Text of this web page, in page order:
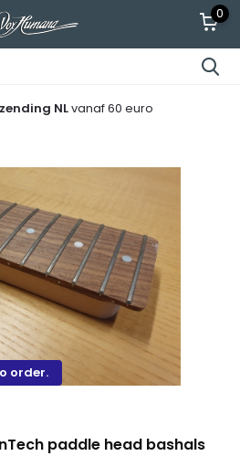
0
NLvanaf 60 euro
order.
paddle head bashals